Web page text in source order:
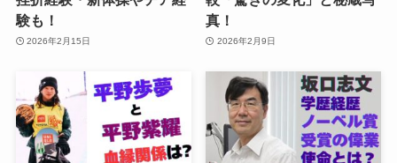
験も！
2026年2月15日
真！
2026年2月9日